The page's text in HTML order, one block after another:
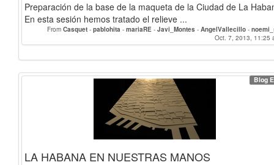
Preparación de la base de la maqueta de la Ciudad de La
En esta sesión hemos tratado el relieve ...
From Casquet - pablohita - mariaRE - Javi_Montes - AngelVallecillo -
jmtz-Salva-jafs -
MathildaHelmer-
Oct. 7, 2013, 11:25
Blog
LA HABANA EN NUESTRAS MANOS